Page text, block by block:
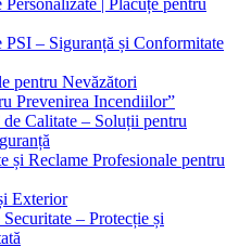
| Plăcuțe pentru
PSI – Siguranță și Conformitate
pentru Nevăzători
Prevenirea Incendiilor”
de Calitate – Soluții pentru
și Reclame Profesionale pentru
Exterior
– Protecție și